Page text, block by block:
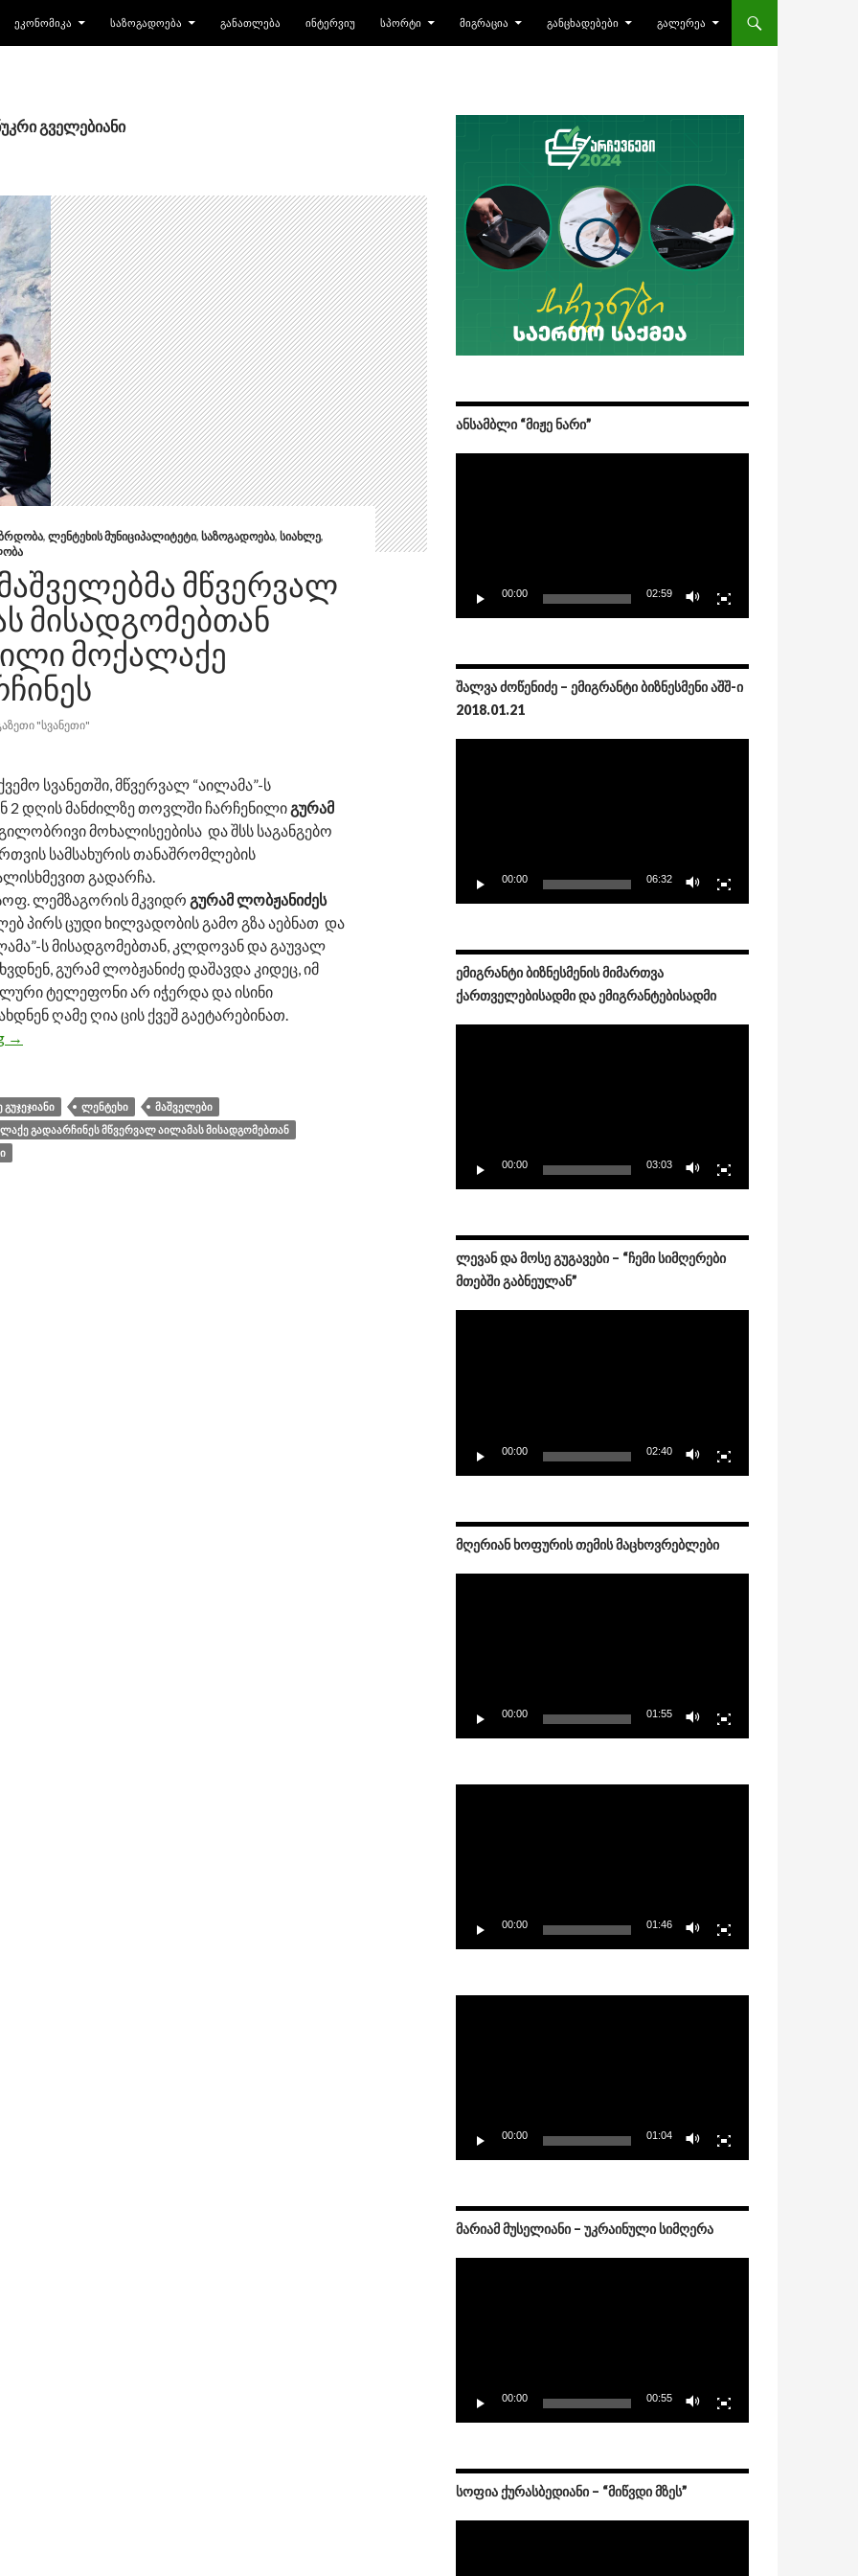
ᲔᲙᲝᲜᲝᲛᲘᲙᲐ ᲡᲐᲖᲝᲒᲐᲓᲝᲔᲑᲐ ᲒᲐᲜᲐᲗᲚᲔᲑᲐ ᲘᲜᲢᲔᲠᲕᲘᲣ ᲡᲞᲝᲠᲢᲘ ᲛᲘᲒᲠᲐᲪᲘᲐ ᲒᲐᲜᲪᲮᲐᲓᲔᲑᲔᲑᲘ ᲒᲐᲚᲔᲠᲔᲐ
გველებიანი
, ᲚᲔᲜᲢᲔᲮᲘᲡ ᲛᲣᲜᲘᲪᲘᲞᲐᲚᲘᲢᲔᲢᲘ, ᲡᲐᲖᲝᲒᲐᲓᲝᲔᲑᲐ, ᲡᲘᲐᲮᲚᲔ,
ᲛᲐᲨᲕᲔᲚᲔᲑᲛᲐ ᲛᲬᲕᲔᲠᲕᲐᲚ
ᲛᲘᲡᲐᲓᲒᲝᲛᲔᲑᲗᲐᲜ
ᲛᲝᲥᲐᲚᲐᲥᲔ
"ᲡᲕᲐᲜᲔᲗᲘ"
სვანეთში, მწვერვალ “აილამა”-ს
2 დღის მანძილზე თოვლში ჩარჩენილიგურამ
მოხალისეებისა და შსს საგანგებო
სამსახურის თანაშრომლების
გადარჩა.
ლემზაგორის მკვიდრ გურამ ლობჟანიძეს
პირს ცუდი ხილვადობის გამო გზა აებნათ და
ს მისადგომებთან, კლდოვან და გაუვალ
გურამ ლობჟანიძე დაშავდა კიდეც, იმ
ტელეფონი არ იჭერდა და ისინი
ღამე ღია ცის ქვეშ გაეტარებინათ.
სვანმა მაშველებმა მწვერვალ აილამას მისადგომებთან ჩარჩენილი მოქალაქე გადაარჩინეს
→
ᲒᲣᲯᲔᲯᲘᲐᲜᲘ ᲚᲔᲜᲢᲔᲮᲘ
ᲛᲐᲨᲕᲔᲚᲔᲑᲘ
ᲒᲐᲓᲐᲐᲠᲩᲘᲜᲔᲡ ᲛᲬᲕᲔᲠᲕᲐᲚ ᲐᲘᲚᲐᲛᲐᲡ ᲛᲘᲡᲐᲓᲒᲝᲛᲔᲑᲗᲐᲜ
ᲐᲜᲡᲐᲛᲑᲚᲘ “ᲛᲘᲟᲔ ᲜᲐᲠᲘ”
00:00 02:59
ᲨᲐᲚᲕᲐ ᲫᲝᲬᲔᲜᲘᲫᲔ – ᲔᲛᲘᲒᲠᲐᲜᲢᲘ ᲑᲘᲖᲜᲔᲡᲛᲔᲜᲘ ᲐᲨᲨ-Ი
2018.01.21
00:00 06:32
ᲔᲛᲘᲒᲠᲐᲜᲢᲘ ᲑᲘᲖᲜᲔᲡᲛᲔᲜᲘᲡ ᲛᲘᲛᲐᲠᲗᲕᲐ
ᲥᲐᲠᲗᲕᲔᲚᲔᲑᲘᲡᲐᲓᲛᲘ ᲓᲐ ᲔᲛᲘᲒᲠᲐᲜᲢᲔᲑᲘᲡᲐᲓᲛᲘ
00:00 03:03
ᲚᲔᲕᲐᲜ ᲓᲐ ᲛᲝᲡᲔ ᲒᲣᲒᲐᲕᲔᲑᲘ – “ᲩᲔᲛᲘ ᲡᲘᲛᲦᲔᲠᲔᲑᲘ
ᲛᲗᲔᲑᲨᲘ ᲒᲐᲑᲜᲔᲣᲚᲐᲜ”
00:00 02:40
ᲛᲦᲔᲠᲘᲐᲜ ᲮᲝᲤᲣᲠᲘᲡ ᲗᲔᲛᲘᲡ ᲛᲐᲪᲮᲝᲕᲠᲔᲑᲚᲔᲑᲘ
00:00 01:55
00:00 01:46
00:00 01:04
ᲛᲐᲠᲘᲐᲛ ᲛᲣᲡᲔᲚᲘᲐᲜᲘ – ᲣᲙᲠᲐᲘᲜᲣᲚᲘ ᲡᲘᲛᲦᲔᲠᲐ
00:00 00:55
ᲡᲝᲤᲘᲐ ᲥᲣᲠᲐᲡᲑᲔᲓᲘᲐᲜᲘ – “ᲛᲘᲬᲕᲓᲘ ᲛᲖᲔᲡ”